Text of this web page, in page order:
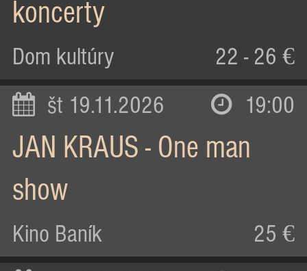
koncerty
Dom kultúry 22 - 26 €
št 19.11.2026 19:00
JAN KRAUS - One man
show
Kino Baník 25 €